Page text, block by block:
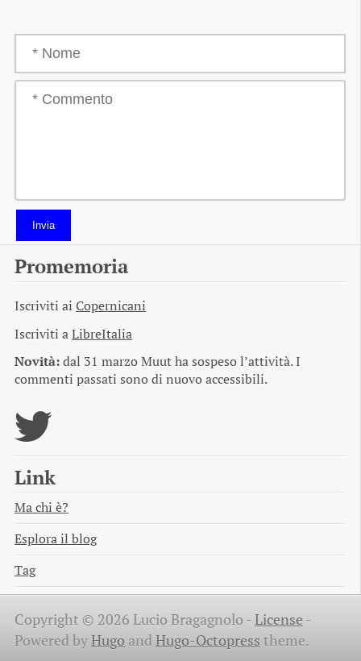
Invia
Promemoria
Iscriviti ai Copernicani
Iscriviti aLibreItalia
Novità:dal 31 marzo Muut ha sospeso l’attività. I
commenti passati sono di nuovo accessibili.
Link
Ma chi è?
Esplora il blog
Tag
Copyright © 2026 Lucio Bragagnolo -License -
Powered byHugo and Hugo-Octopress theme.